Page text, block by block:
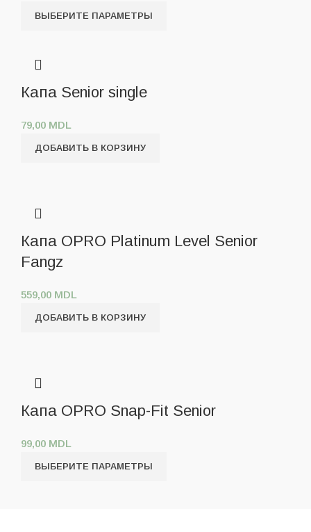
ВЫБЕРИТЕ ПАРАМЕТРЫ
Капа Senior single
79,00 MDL
ДОБАВИТЬ В КОРЗИНУ
Капа OPRO Platinum Level Senior
Fangz
559,00 MDL
ДОБАВИТЬ В КОРЗИНУ
Капа OPRO Snap-Fit Senior
99,00 MDL
ВЫБЕРИТЕ ПАРАМЕТРЫ